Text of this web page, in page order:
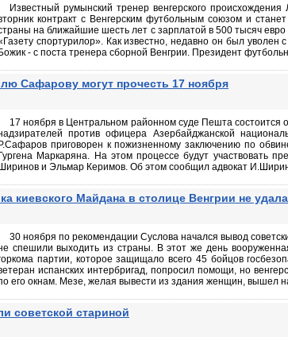
Известный румынский тренер венгерского
контракт с Венгерским футбольным союзом и
на ближайшие шесть лет с зарплатой в 500 тысяч
спортурилор». Как известно, недавно он был
Божик - с поста тренера сборной Венгрии. Президент
Сафарову могут прочесть 17 ноября
17 ноября в Центральном районном суде Пешта состоится
против офицера Азербайджанской
Р.Сафаров приговорен к пожизненному заключению по
Гургена Маркаряна. На этом процессе будут участвовать
Ширинов и Эльмар Керимов. Об этом сообщил адвокат
киевского Майдана в столице Венгрии не
30 ноября по рекомендации Суслова начался вывод
спешили выходить из страны. В этот же день
партии, которое защищало всего 45 бойцов
испанских интербригад, попросил помощи, но
его окнам. Мезе, желая вывести из здания женщин, вышел
советской стариной